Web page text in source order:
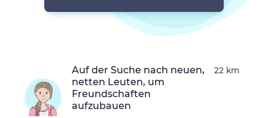
Auf der Suche nach neuen,
netten Leuten, um
Freundschaften
aufzubauen
22 km